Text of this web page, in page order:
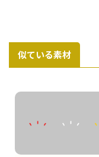
似ている素材